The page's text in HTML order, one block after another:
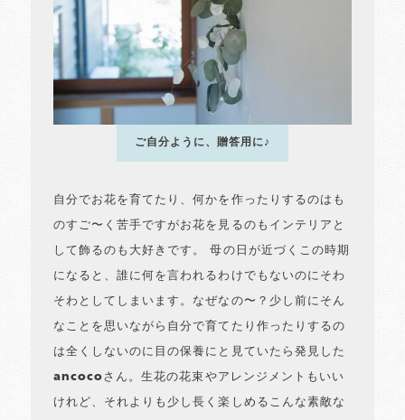
ご自分ように、贈答用に♪
自分でお花を育てたり、何かを作ったりするのはも
のすご〜く苦手ですがお花を見るのもインテリアと
して飾るのも大好きです。 母の日が近づくこの時期
になると、誰に何を言われるわけでもないのにそわ
そわとしてしまいます。なぜなの〜？少し前にそん
なことを思いながら自分で育てたり作ったりするの
は全くしないのに目の保養にと見ていたら発見した
ancocoさん。生花の花束やアレンジメントもいい
けれど、それよりも少し長く楽しめるこんな素敵な